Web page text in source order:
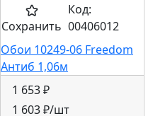
Сохранить
Код:
00406012
Обои 10249-06 Freedom
Антиб 1,06м
1 653 ₽
1 603 ₽/шт